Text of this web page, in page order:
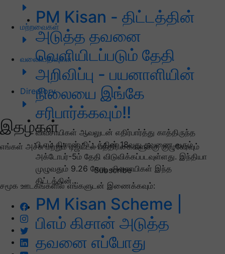
மற்றவைகள்
வலைப்பதிவுகள்
Directory
இதழ்கள்
எங்கள் அச்சு மற்றும் டிஜிட்டல் பத்திரிகைகளுக்கு குழுசேரவும்
Subscribe
சமூக ஊடகங்களில் எங்களுடன் இணைக்கவும்:
PM Kisan - திட்டத்தின்
அடுத்த தவனை
வெளியிடப்படும் தேதி
அறிவிப்பு - பயனாளியின்
நிலையை இங்கே
சரிபார்க்கவும்!!
விவசாயிகள் ஆவலுடன் எதிர்பார்த்து காத்திருந்த
பி.எம் கிசான் திட்டத்தின் 18வது தவணை வரும்
அக்டோபர்-5ம் தேதி விடுவிக்கப்படவுள்ளது. இந்தியா
முழுவதும் 9.26 கோடி விவசாயிகள் இந்த
திட்டத்தின்…
PM Kisan Scheme |
பிஎம் கிசான் அடுத்த
தவனை எப்போது